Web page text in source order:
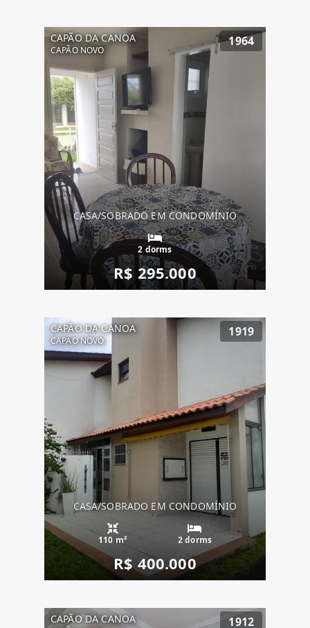
CAPÃO DA CANOA
CAPÃO NOVO
1964
CASA/SOBRADO EM CONDOMÍNIO
2 dorms
R$ 295.000
CAPÃO DA CANOA
CAPÃO NOVO
1919
CASA/SOBRADO EM CONDOMÍNIO
110 m² 2 dorms
R$ 400.000
CAPÃO DA CANOA 1912